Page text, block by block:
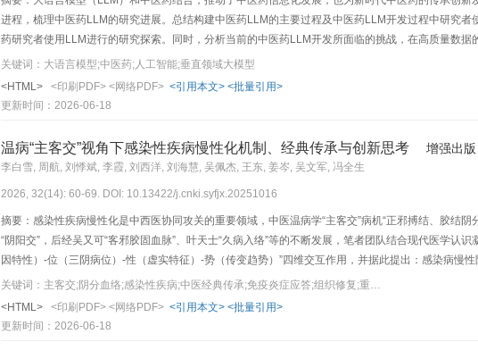
进程，梳理中医药LLM的研究进展。总结构建中医药LLM的主要过程及中医药LLM开发过程中研究
药研究者使用LLM进行的研究探索。同时，分析当前的中医药LLM开发所面临的挑战，在高质量数
医处方推荐模型开发等方面亟待进一步提升。展望中医药LLM的未来发展，期望能为LLM与中医药
关键词：大语言模型;中医药;人工智能;垂直领域大模型
<HTML>
<印刷PDF> <网络PDF> <引用本文> <批量引用>
更新时间：2026-06-18
温病“主客交”视角下感染性疾病慢性化机制、经典传承与创新思考 增强出版
李白雪, 周航, 刘悸斌, 李霞, 刘西洋, 刘海慧, 吴佩杰, 王东, 姜岑, 吴文军, 冯全生
2026, 32(14): 60-69. DOI: 10.13422/j.cnki.syfjx.20251016
摘要：感染性疾病慢性化是中西医协同攻关的重要领域，中医温病学“主客交”病机“正邪搏结、胶结
“阴阳交”，后经吴又可“客邪胶固血脉”、叶天士“久病入络”等的不断发展，笔者团队结合现代医学认
因特性）-位（三阴病位）-性（虚实特征）-势（传变趋势）”四维交互作用，并据此提出：感染病慢
感染、纤维增生）在肝络（厥阴）、肾络（少阴）、肺络（太阴）等阴分血络中，形成免疫炎症应
为主线，探讨“主客交”的科学内涵及传承创新现代化路径，澄清“主客交”病机在感染性疾病慢性化
疗创新范式的构建，体现经典理论对现代感染病诊疗的指导价值，及解决复杂医学问题中的应用潜力
<HTML>
<印刷PDF> <网络PDF> <引用本文> <批量引用>
更新时间：2026-06-18